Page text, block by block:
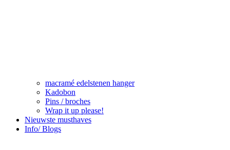
macramé edelstenen hanger
Kadobon
Pins / broches
Wrap it up please!
Nieuwste musthaves
Info/ Blogs